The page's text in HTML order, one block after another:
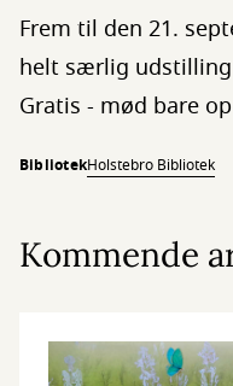
Frem til den 21.
helt særlig
Gratis - mød bare op
BibliotekHolstebro Bibliotek
Kommende